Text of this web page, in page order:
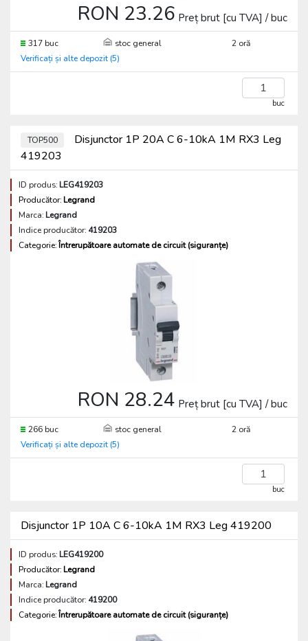
RON 23.26 Preț brut [cu TVA] / buc
317 buc stoc general
2 oră
Verificați și alte depozit (5)
buc
TOP500
Disjunctor 1P 20A C 6-10kA 1M RX3 Leg
419203
ID produs:LEG419203
Producător:Legrand
Marca:Legrand
Indice producător: 419203
Categorie:Întrerupătoare automate de circuit (siguranțe)
RON 28.24 Preț brut [cu TVA] / buc
266 buc stoc general
2 oră
Verificați și alte depozit (5)
buc
Disjunctor 1P 10A C 6-10kA 1M RX3 Leg 419200
ID produs:LEG419200
Producător:Legrand
Marca:Legrand
Indice producător: 419200
Categorie:Întrerupătoare automate de circuit (siguranțe)